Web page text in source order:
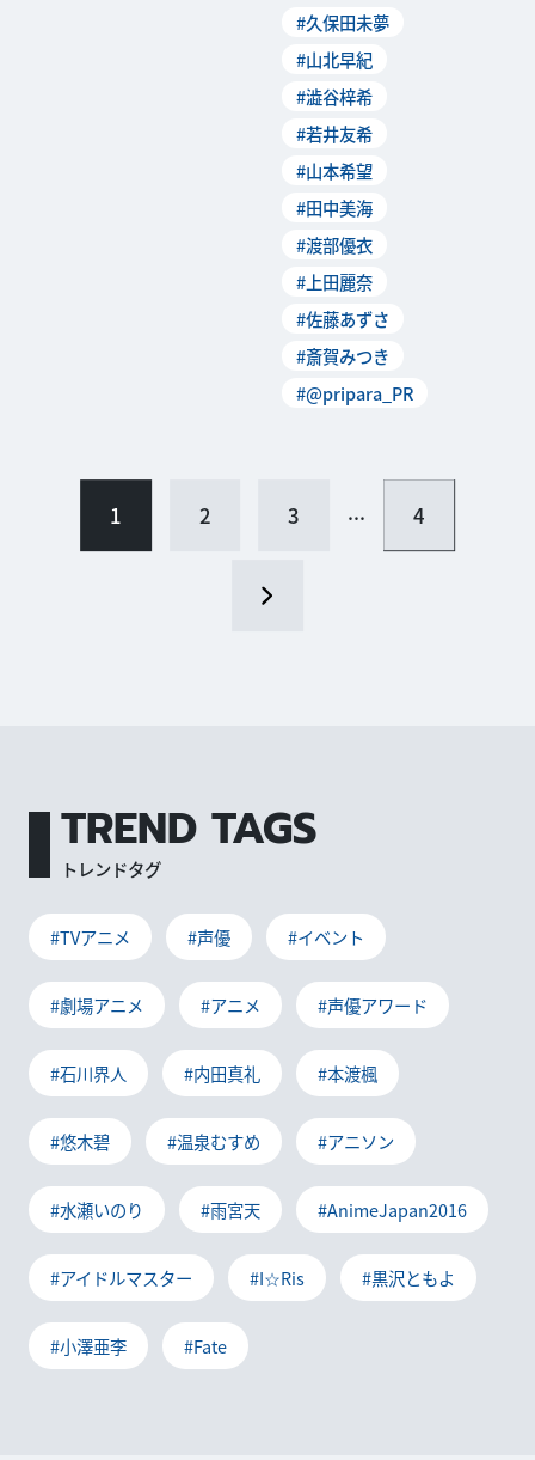
#久保田未夢
#山北早紀
#澁谷梓希
#若井友希
#山本希望
#田中美海
#渡部優衣
#上田麗奈
#佐藤あずさ
#斎賀みつき
#@pripara_PR
1 2 3 ... 4
TREND TAGS
トレンドタグ
#TVアニメ #声優 #イベント
#劇場アニメ #アニメ #声優アワード
#石川界人 #内田真礼 #本渡楓
#悠木碧 #温泉むすめ #アニソン
#水瀬いのり #雨宮天 #AnimeJapan2016
#アイドルマスター #I☆Ris #黒沢ともよ
#小澤亜李 #Fate